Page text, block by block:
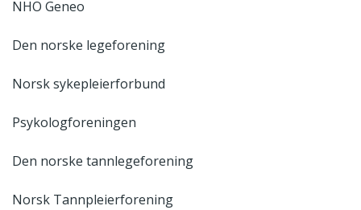
NHO Geneo
Den norske legeforening
Norsk sykepleierforbund
Psykologforeningen
Den norske tannlegeforening
Norsk Tannpleierforening